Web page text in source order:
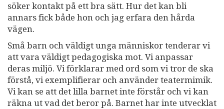
söker kontakt på ett bra sätt. Hur det kan bli
annars fick både hon och jag erfara den hårda
vägen.
Små barn och väldigt unga människor tenderar vi
att vara väldigt pedagogiska mot. Vi anpassar
deras miljö. Vi förklarar med ord som vi tror de ska
förstå, vi exemplifierar och använder teatermimik.
Vi kan se att det lilla barnet inte förstår och vi kan
räkna ut vad det beror på. Barnet har inte utvecklat